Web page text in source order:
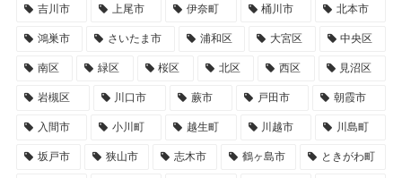
吉川市 上尾市 伊奈町 桶川市 北本市
鴻巣市 さいたま市 浦和区 大宮区 中央区
南区 緑区 桜区 北区 西区 見沼区
岩槻区 川口市 蕨市 戸田市 朝霞市
入間市 小川町 越生町 川越市 川島町
坂戸市 狭山市 志木市 鶴ヶ島市 ときがわ町